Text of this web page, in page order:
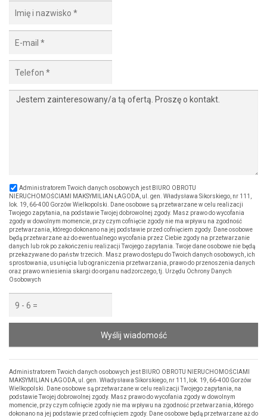
Administratorem Twoich danych osobowych jest BIURO OBROTU
NIERUCHOMOŚCIAMI MAKSYMILIAN ŁAGODA, ul. gen. Władysława Sikorskiego, nr 111,
lok. 19, 66-400 Gorzów Wielkopolski. Dane osobowe są przetwarzane w celu realizacji
Twojego zapytania, na podstawie Twojej dobrowolnej zgody. Masz prawo do wycofania
zgody w dowolnym momencie, przy czym cofnięcie zgody nie ma wpływu na zgodność
przetwarzania, którego dokonano na jej podstawie przed cofnięciem zgody. Dane osobowe
będą przetwarzane aż do ewentualnego wycofania przez Ciebie zgody na przetwarzanie
danych lub rok po zakończeniu realizacji Twojego zapytania. Twoje dane osobowe nie będą
przekazywane do państw trzecich. Masz prawo dostępu do Twoich danych osobowych, ich
sprostowania, usunięcia lub ograniczenia przetwarzania, prawo do przenoszenia danych
oraz prawo wniesienia skargi do organu nadzorczego, tj. Urzędu Ochrony Danych
Osobowych
Wyślij wiadomość
Administratorem Twoich danych osobowych jest BIURO OBROTU NIERUCHOMOŚCIAMI
MAKSYMILIAN ŁAGODA, ul. gen. Władysława Sikorskiego, nr 111, lok. 19, 66-400 Gorzów
Wielkopolski. Dane osobowe są przetwarzane w celu realizacji Twojego zapytania, na
podstawie Twojej dobrowolnej zgody. Masz prawo do wycofania zgody w dowolnym
momencie, przy czym cofnięcie zgody nie ma wpływu na zgodność przetwarzania, którego
dokonano na jej podstawie przed cofnięciem zgody. Dane osobowe będą przetwarzane aż do